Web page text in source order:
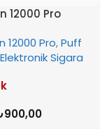
12000 Pro
12000 Pro,Puff
Sigara
900,00